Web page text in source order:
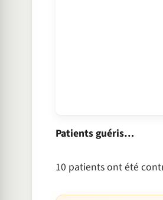
Patients guéris…
10 patients ont été